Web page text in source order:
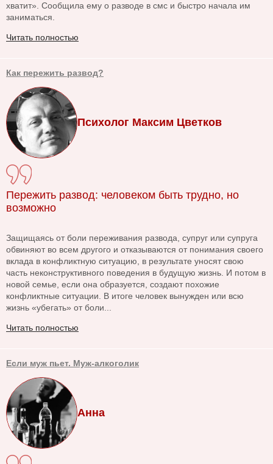
хватит». Сообщила ему о разводе в смс и быстро начала им
заниматься.
Читать полностью
Как пережить развод?
Психолог Максим Цветков
Пережить развод: человеком быть трудно, но
возможно
Защищаясь от боли переживания развода, супруг или супруга
обвиняют во всем другого и отказываются от понимания своего
вклада в конфликтную ситуацию, в результате уносят свою
часть неконструктивного поведения в будущую жизнь. И потом в
новой семье, если она образуется, создают похожие
конфликтные ситуации. В итоге человек вынужден или всю
жизнь «убегать» от боли...
Читать полностью
Если муж пьет. Муж-алкоголик
Анна